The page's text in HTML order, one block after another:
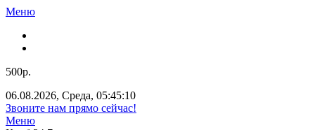
Меню
500р.
06.08.2026, Среда, 05:45:10
Звоните нам прямо сейчас!
Меню